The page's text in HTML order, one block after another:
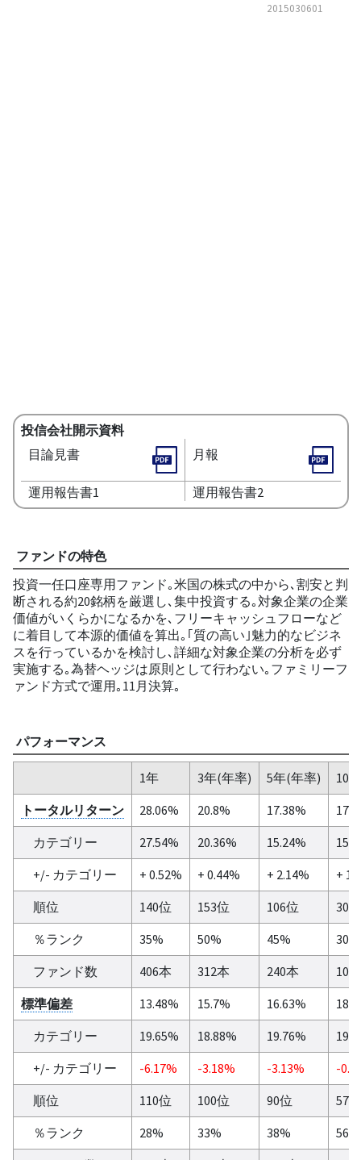
2015030601
投信会社開示資料
目論見書
月報
運用報告書1 運用報告書2
ファンドの特色
投資一任口座専用ファンド｡米国の株式の中から､割安と判
断される約20銘柄を厳選し､集中投資する｡対象企業の企業
価値がいくらかになるかを､フリーキャッシュフローなど
に着目して本源的価値を算出｡｢質の高い｣魅力的なビジネ
スを行っているかを検討し､詳細な対象企業の分析を必ず
実施する｡為替ヘッジは原則として行わない｡ファミリーフ
ァンド方式で運用｡11月決算｡
パフォーマンス
1年 3年(年率) 5年(年率)
10
トータルリターン
28.06% 20.8% 17.38%
カテゴリー
27.54% 20.36% 15.24%
+/- カテゴリー
+ 0.52% + 0.44% + 2.14%
+
順位
140位 153位 106位
30位
％ランク
35% 50% 45%
30%
ファンド数
406本 312本 240本
103
標準偏差
13.48% 15.7% 16.63%
カテゴリー
19.65% 18.88% 19.76%
+/- カテゴリー
-6.17% -3.18% -3.13%
-
順位
110位 100位 90位
57位
％ランク
28% 33% 38%
56%